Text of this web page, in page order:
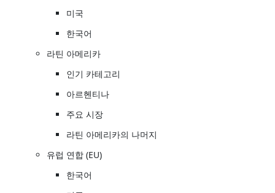
미국
한국어
라틴 아메리카
인기 카테고리
아르헨티나
주요 시장
라틴 아메리카의 나머지
유럽 연합 (EU)
한국어